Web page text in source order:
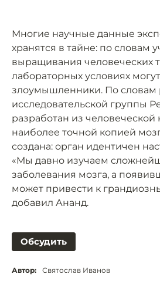
Многие научные данные
хранятся в тайне: по словам
выращивания человеческих
лабораторных условиях
злоумышленники. По словам
исследовательской группы
разработан из человеческой
наиболее точной копией
создана: орган идентичен
«Мы давно изучаем
заболевания мозга, а
может привести к
добавил Ананд.
Обсудить
Автор: Святослав Иванов